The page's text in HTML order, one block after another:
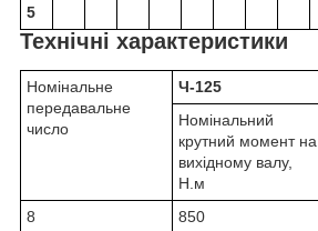
5
Технічні характеристики
Номінальне
передавальне
число
Ч-125
Номінальний
крутний момент на
вихідному валу,
Н.м
8 850